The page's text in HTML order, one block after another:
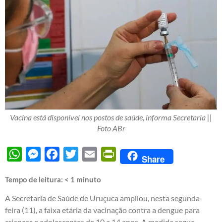
Vacina está disponível nos postos de saúde, informa Secretaria ||
Foto ABr
WhatsAppMessengerFacebook
Twitter Email PrintFriendly
Share
Tempo de leitura: < 1 minuto
A Secretaria de Saúde de Uruçuca ampliou, nesta segunda-
feira (11), a faixa etária da vacinação contra a dengue para